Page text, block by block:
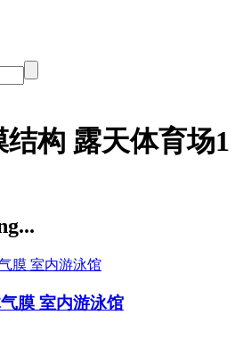
构 露天体育场1
膜 室内游泳馆